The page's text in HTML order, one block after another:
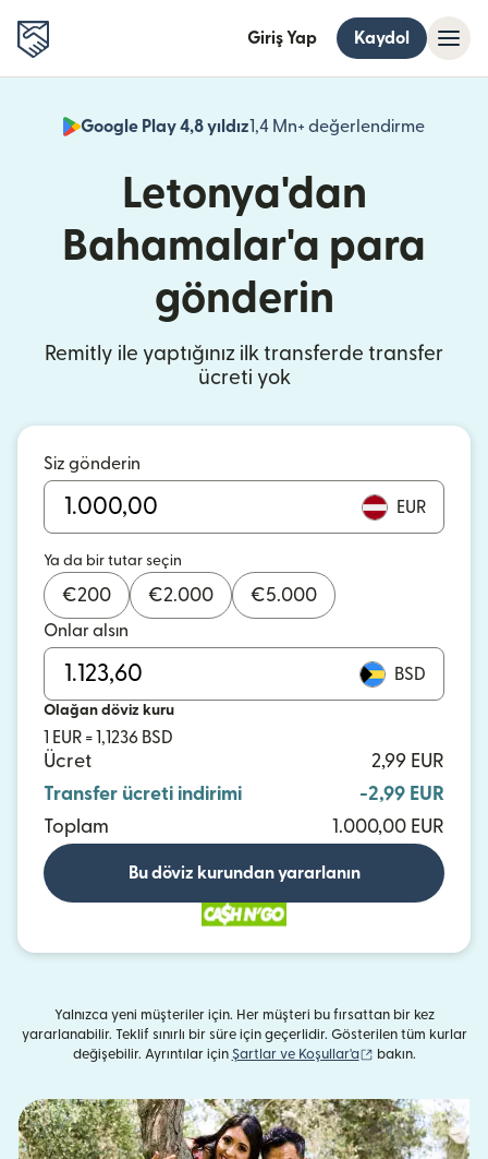
Giriş Yap Kaydol
Google Play 4,8 yıldız1,4 Mn+ değerlendirme
Letonya'dan
Bahamalar'a para
gönderin
Remitly ile yaptığınız ilk transferde transfer
ücreti yok
Siz gönderin
EUR
Ya da bir tutar seçin
€200 €2.000 €5.000
Onlar alsın
BSD
Olağan döviz kuru
1 EUR = 1,1236 BSD
Ücret
2,99 EUR
Transfer ücreti indirimi
-2,99 EUR
Toplam
1.000,00 EUR
Bu döviz kurundan yararlanın
Yalnızca yeni müşteriler için. Her müşteri bu fırsattan bir kez
yararlanabilir. Teklif sınırlı bir süre için geçerlidir. Gösterilen tüm kurlar
değişebilir. Ayrıntılar için Şartlar ve Koşullar'a (yeni pencerede
bakın.